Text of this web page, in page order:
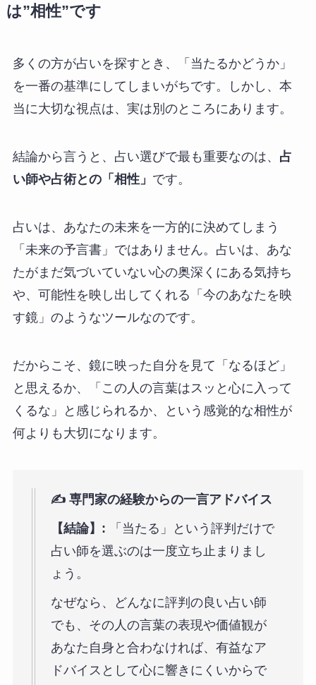
は”相性”です
多くの方が占いを探すとき、「当たるかどうか」
を一番の基準にしてしまいがちです。しかし、本
当に大切な視点は、実は別のところにあります。
結論から言うと、占い選びで最も重要なのは、 占
い師や占術との「相性」 です。
占いは、あなたの未来を一方的に決めてしまう
「未来の予言書」ではありません。占いは、あな
たがまだ気づいていない心の奥深くにある気持ち
や、可能性を映し出してくれる「今のあなたを映
す鏡」のようなツールなのです。
だからこそ、鏡に映った自分を見て「なるほど」
と思えるか、「この人の言葉はスッと心に入って
くるな」と感じられるか、という感覚的な相性が
何よりも大切になります。
✍️ 専門家の経験からの一言アドバイス
【結論】: 「当たる」という評判だけで
占い師を選ぶのは一度立ち止まりまし
ょう。
なぜなら、どんなに評判の良い占い師
でも、その人の言葉の表現や価値観が
あなた自身と合わなければ、有益なア
ドバイスとして心に響きにくいからで